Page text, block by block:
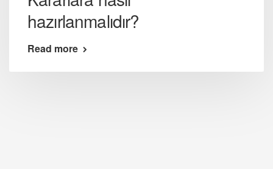
hazırlanmalıdır?
Read more